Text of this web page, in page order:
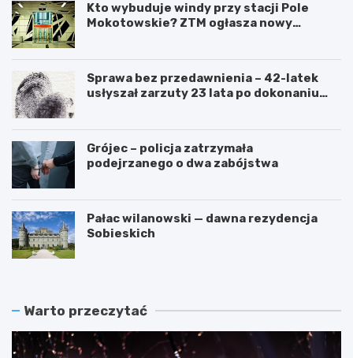
Kto wybuduje windy przy stacji Pole
Mokotowskie? ZTM ogłasza nowy
Sprawa bez przedawnienia – 42-latek
usłyszał zarzuty 23 lata po dokonaniu
Grójec – policja zatrzymała
podejrzanego o dwa zabójstwa
Pałac wilanowski — dawna rezydencja
Sobieskich
Warto przeczytać